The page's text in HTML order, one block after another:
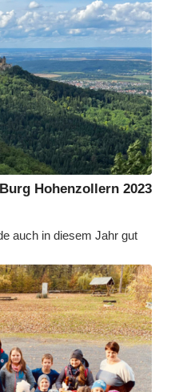
Hohenzollern 2023
auch in diesem Jahr gut